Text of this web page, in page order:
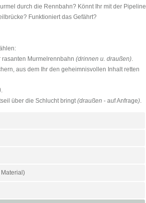
durch die Rennbahn? Könnt Ihr mit der Pipeline
Funktioniert das Gefährt?
Murmelrennbahn (drinnen u. draußen).
aus dem Ihr den geheimnisvollen Inhalt retten
.
über die Schlucht bringt(draußen - auf Anfrage).